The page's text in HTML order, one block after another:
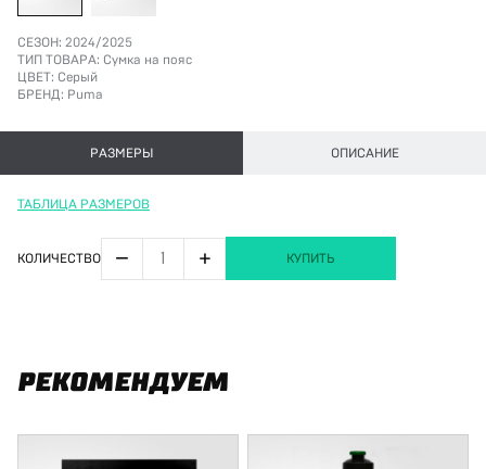
СЕЗОН: 2024/2025
ТИП ТОВАРА: Сумка на пояс
ЦВЕТ: Серый
БРЕНД: Puma
РАЗМЕРЫ ОПИСАНИЕ
ТАБЛИЦА РАЗМЕРОВ
КОЛИЧЕСТВО − + КУПИТЬ
РЕКОМЕНДУЕМ